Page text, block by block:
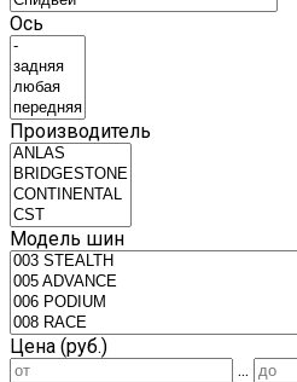
Ось
Производитель
Модель шин
Цена (руб.)
...